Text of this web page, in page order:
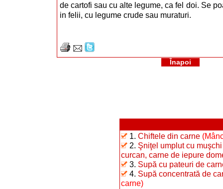
de cartofi sau cu alte legume, ca fel doi. Se
in felii, cu legume crude sau muraturi.
Înapoi
1. Chiftele din carne
2. Şniţel umplut cu
curcan, carne de iepure
3. Supă cu pateuri de
4. Supă concentrată de
carne)